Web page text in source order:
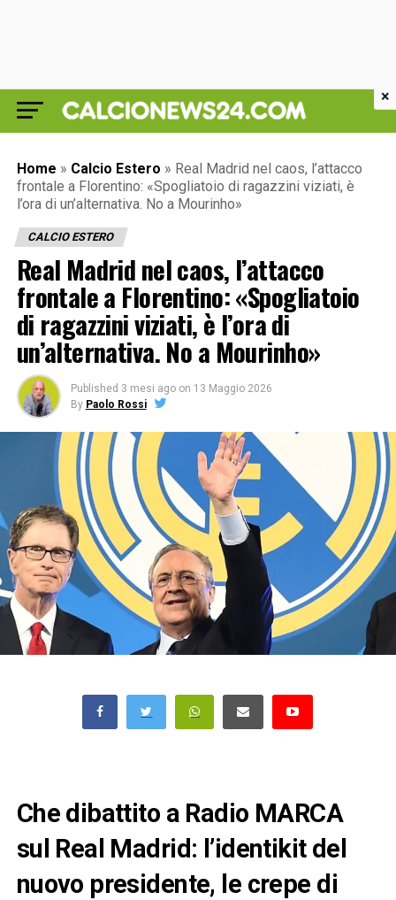
Home » Calcio Estero » Real Madrid nel caos, l’attacco
frontale a Florentino: «Spogliatoio di ragazzini viziati, è
l’ora di un’alternativa. No a Mourinho»
CALCIO ESTERO
Real Madrid nel caos, l’attacco
frontale a Florentino: «Spogliatoio
di ragazzini viziati, è l’ora di
un’alternativa. No a Mourinho»
Published 3 mesi ago on 13 Maggio 2026
By Paolo Rossi
Che dibattito a Radio MARCA
sul Real Madrid: l’identikit del
nuovo presidente, le crepe di
×